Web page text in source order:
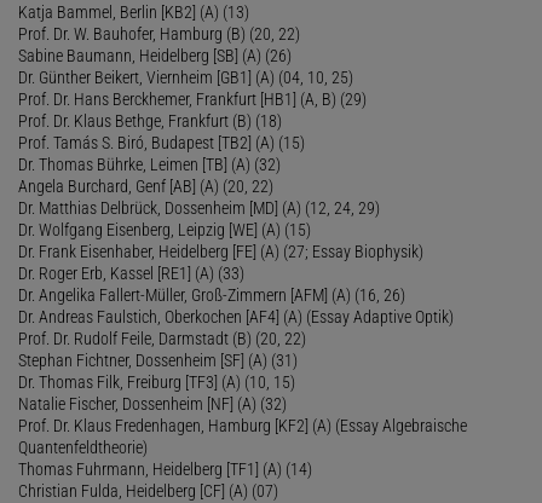
Katja Bammel, Berlin [KB2] (A) (13)
Prof. Dr. W. Bauhofer, Hamburg (B) (20, 22)
Sabine Baumann, Heidelberg [SB] (A) (26)
Dr. Günther Beikert, Viernheim [GB1] (A) (04, 10, 25)
Prof. Dr. Hans Berckhemer, Frankfurt [HB1] (A, B) (29)
Prof. Dr. Klaus Bethge, Frankfurt (B) (18)
Prof. Tamás S. Biró, Budapest [TB2] (A) (15)
Dr. Thomas Bührke, Leimen [TB] (A) (32)
Angela Burchard, Genf [AB] (A) (20, 22)
Dr. Matthias Delbrück, Dossenheim [MD] (A) (12, 24, 29)
Dr. Wolfgang Eisenberg, Leipzig [WE] (A) (15)
Dr. Frank Eisenhaber, Heidelberg [FE] (A) (27; Essay Biophysik)
Dr. Roger Erb, Kassel [RE1] (A) (33)
Dr. Angelika Fallert-Müller, Groß-Zimmern [AFM] (A) (16, 26)
Dr. Andreas Faulstich, Oberkochen [AF4] (A) (Essay Adaptive Optik)
Prof. Dr. Rudolf Feile, Darmstadt (B) (20, 22)
Stephan Fichtner, Dossenheim [SF] (A) (31)
Dr. Thomas Filk, Freiburg [TF3] (A) (10, 15)
Natalie Fischer, Dossenheim [NF] (A) (32)
Prof. Dr. Klaus Fredenhagen, Hamburg [KF2] (A) (Essay Algebraische
Quantenfeldtheorie)
Thomas Fuhrmann, Heidelberg [TF1] (A) (14)
Christian Fulda, Heidelberg [CF] (A) (07)